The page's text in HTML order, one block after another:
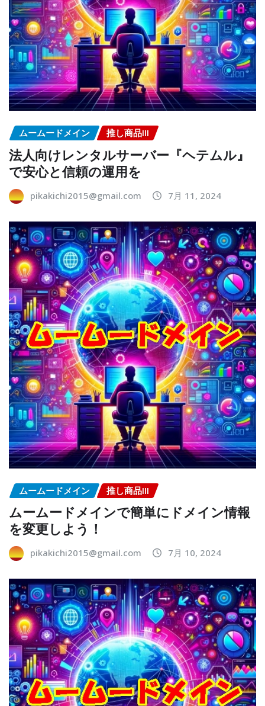
ムームードメイン 推し商品III
法人向けレンタルサーバー『ヘテムル』
で安心と信頼の運用を
pikakichi2015@gmail.com 7月 11, 2024
ムームードメイン 推し商品III
ムームードメインで簡単にドメイン情報
を変更しよう！
pikakichi2015@gmail.com 7月 10, 2024